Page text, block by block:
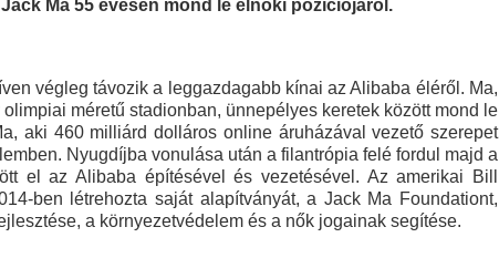
Ma 55 évesen mond le elnöki pozíciójáról.
végleg távozik a leggazdagabb kínai az Alibaba éléről. Ma,
méretű stadionban, ünnepélyes keretek között mond le
aki 460 milliárd dolláros online áruházával vezető szerepet
Nyugdíjba vonulása után a filantrópia felé fordul majd a
el az Alibaba építésével és vezetésével. Az amerikai Bill
ben létrehozta saját alapítványát, a Jack Ma Foundationt,
a környezetvédelem és a nők jogainak segítése.